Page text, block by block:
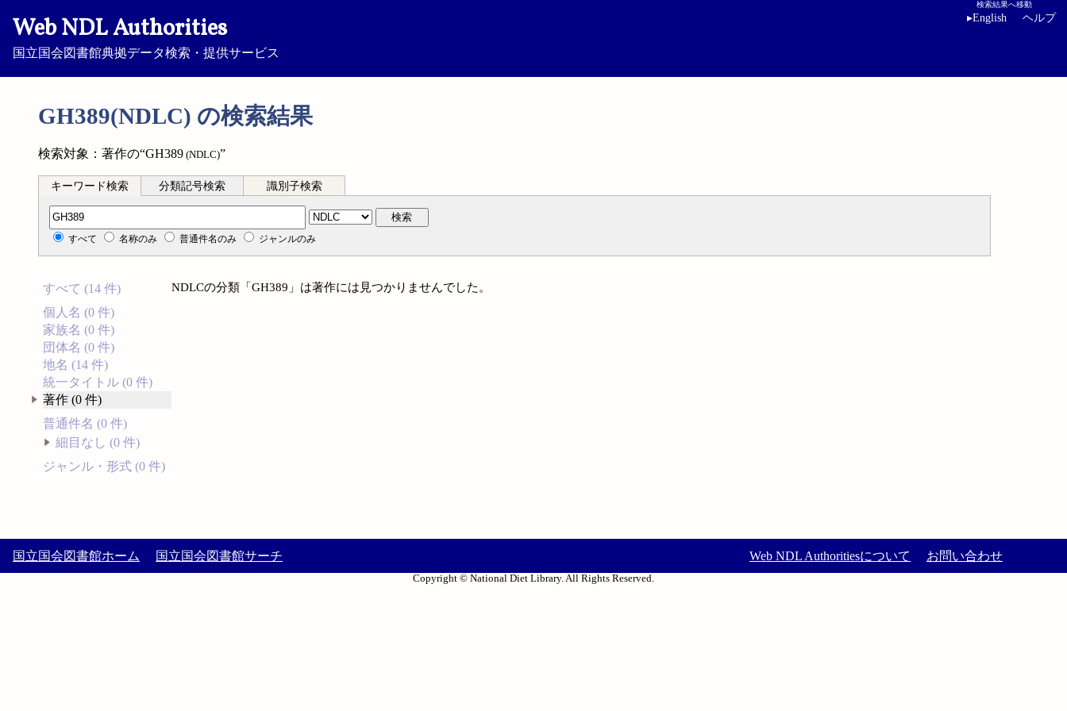
Web NDL Authorities
国立国会図書館典拠データ検索・提供サービス
検索結果へ移動
▸English ヘルプ
GH389(NDLC) の検索結果
検索対象：著作の“GH389 (NDLC)”
キーワード検索 分類記号検索 識別子検索
分類記号検索 検索
すべて 名称のみ 普通件名のみ ジャンルのみ
すべて (14 件)
個人名 (0 件)
家族名 (0 件)
団体名 (0 件)
地名 (14 件)
統一タイトル (0 件)
著作 (0 件)
普通件名 (0 件)
細目なし (0 件)
ジャンル・形式 (0 件)
NDLCの分類「GH389」は著作には見つかりませんでした。
国立国会図書館ホーム 国立国会図書館サーチ Web NDL Authoritiesについて お問い合わせ
Copyright © National Diet Library. All Rights Reserved.